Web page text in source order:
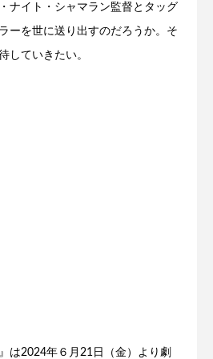
ナイト・シャマラン監督とタッグ
ーを世に送り出すのだろうか。そ
していきたい。
は2024年６月21日（金）より劇